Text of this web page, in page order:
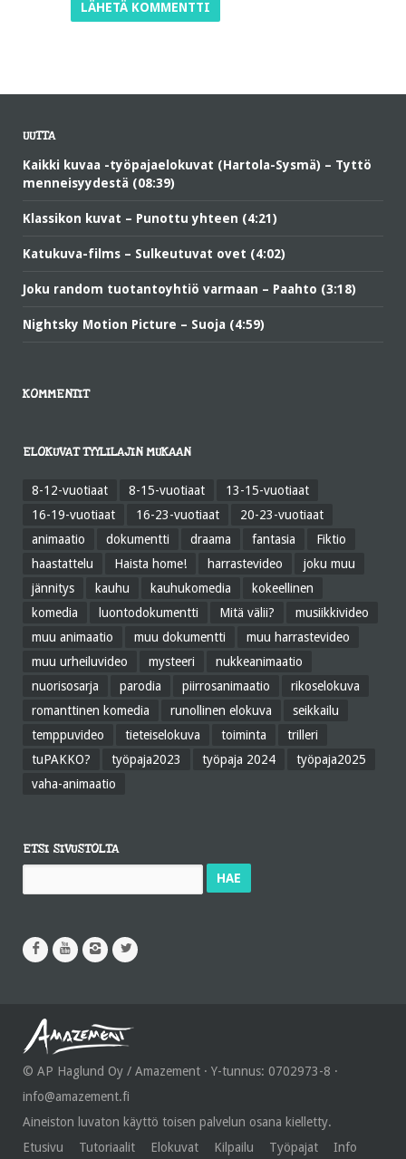
UUTTA
Kaikki kuvaa -työpajaelokuvat (Hartola-Sysmä) – Tyttö
menneisyydestä (08:39)
Klassikon kuvat – Punottu yhteen (4:21)
Katukuva-films – Sulkeutuvat ovet (4:02)
Joku random tuotantoyhtiö varmaan – Paahto (3:18)
Nightsky Motion Picture – Suoja (4:59)
KOMMENTIT
ELOKUVAT TYYLILAJIN MUKAAN
8-12-vuotiaat 8-15-vuotiaat
13-15-vuotiaat
16-19-vuotiaat
16-23-vuotiaat
20-23-vuotiaat
animaatio
dokumentti draama fantasia
Fiktio
haastattelu
Haista home! harrastevideo
joku muu
jännitys
kauhu kauhukomedia
kokeellinen
komedia
luontodokumentti Mitä välii?
musiikkivideo
muu animaatio
muu dokumentti
muu harrastevideo
muu urheiluvideo
mysteeri
nukkeanimaatio
nuorisosarja
parodia piirrosanimaatio
rikoselokuva
romanttinen komedia
runollinen elokuva
seikkailu
temppuvideo
tieteiselokuva toiminta
trilleri
tuPAKKO?
työpaja2023 työpaja 2024
työpaja2025
vaha-animaatio
ETSI SIVUSTOLTA
© AP Haglund Oy / Amazement · Y-tunnus: 0702973-8 ·
info@amazement.fi
Aineiston luvaton käyttö toisen palvelun osana kielletty.
Etusivu
Tutoriaalit Elokuvat Kilpailu Työpajat Info